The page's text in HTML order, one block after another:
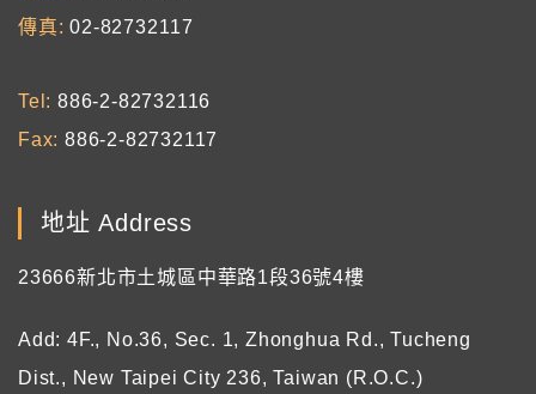
傳真
02-82732117
Tel
886-2-82732116
Fax 886-2-82732117
地址 Address
23666新北市土城區中華路1段36號4樓
Add: 4F., No.36, Sec. 1, Zhonghua Rd., Tucheng
Dist., New Taipei City 236, Taiwan (R.O.C.)